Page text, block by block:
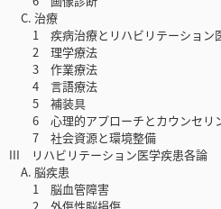
C. 治療
1 疾病治療とリハビリテーション
2 理学療法
3 作業療法
4 言語療法
5 補装具
6 心理的アプローチとカウンセリ
7 社会資源と環境整備
III リハビリテーション医学疾患各論
A. 脳疾患
1 脳血管障害